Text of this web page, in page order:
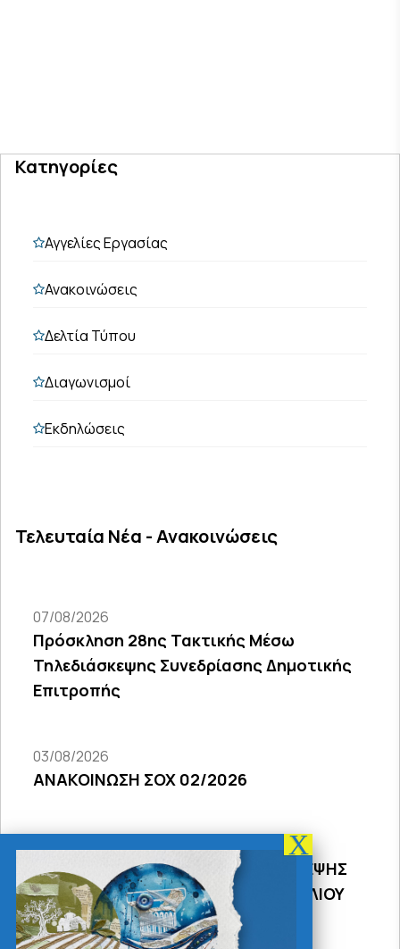
Κατηγορίες
Αγγελίες Εργασίας
Ανακοινώσεις
Δελτία Τύπου
Διαγωνισμοί
Εκδηλώσεις
Τελευταία Νέα - Ανακοινώσεις
07/08/2026
Πρόσκληση 28ης Τακτικής Μέσω
Τηλεδιάσκεψης Συνεδρίασης Δημοτικής
Επιτροπής
03/08/2026
ΑΝΑΚΟΙΝΩΣΗ ΣΟΧ 02/2026
31/07/2026
ΠΡΟΣΚΛΗΣΗ 18Σ ΜΕΣΩ ΤΗΛΕΔΙΑΣΚΕΨΗΣ
ΣΥΝΕΔΡΙΑΣΗΣ ΔΗΜΟΤΙΚΟΥ ΣΥΜΒΟΥΛΙΟΥ
2026